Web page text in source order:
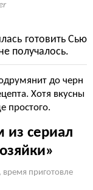
готовить Сью
получалось.
до черн
Хотя вкусны
простого.
из сериал
приготовле